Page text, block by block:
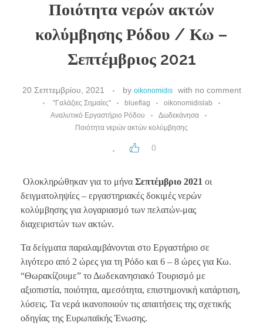
Ποιότητα νερών ακτών
κολύμβησης Ρόδου / Κω –
Σεπτέμβριος 2021
20 Σεπτεμβρίου, 2021 by oikonomidis with no comment
"Γαλάζιες Σημαίες" blueflag
oikonomidislab
Αναλυτικό Εργαστήριο Ρόδου
Δωδεκάνησα
Ποιότητα νερών ακτών κολύμβησης
0
Ολοκληρώθηκαν για το μήνα Σεπτέμβριο 2021 οι
δειγματοληψίες – εργαστηριακές δοκιμές νερών
κολύμβησης για λογαριασμό των πελατών-μας
διαχειριστών των ακτών.
Τα δείγματα παραλαμβάνονται στο Εργαστήριο σε
λιγότερο από 2 ώρες για τη Ρόδο και 6 – 8 ώρες για Κω.
“Θωρακίζουμε” το Δωδεκανησιακό Τουρισμό με
αξιοπιστία, ποιότητα, αμεσότητα, επιστημονική κατάρτιση,
λύσεις. Τα νερά ικανοποιούν τις απαιτήσεις της σχετικής
οδηγίας της Ευρωπαϊκής Ένωσης.